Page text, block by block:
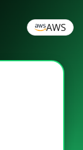
AWS